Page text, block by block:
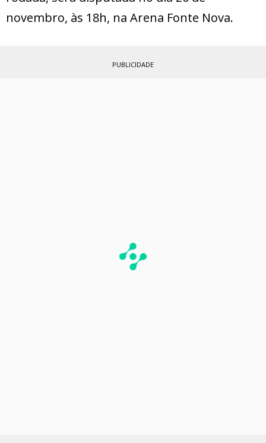
novembro, às 18h, na Arena Fonte Nova.
PUBLICIDADE